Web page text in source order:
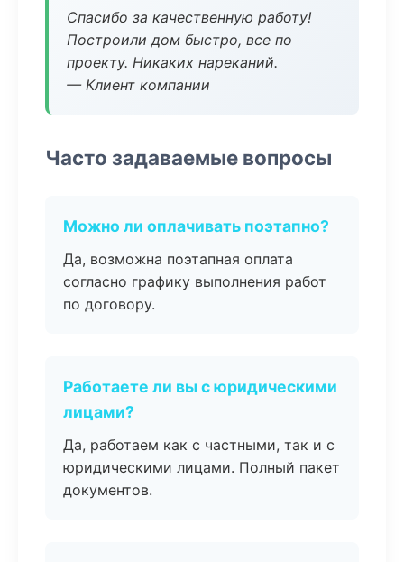
Спасибо за качественную работу!
Построили дом быстро, все по
проекту. Никаких нареканий.
— Клиент компании
Часто задаваемые вопросы
Можно ли оплачивать поэтапно?
Да, возможна поэтапная оплата
согласно графику выполнения работ
по договору.
Работаете ли вы с юридическими
лицами?
Да, работаем как с частными, так и с
юридическими лицами. Полный пакет
документов.